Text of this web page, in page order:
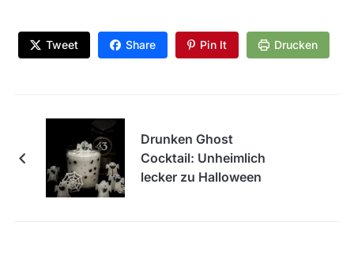
Tweet Share Pin It Drucken
Drunken Ghost
Cocktail: Unheimlich
lecker zu Halloween